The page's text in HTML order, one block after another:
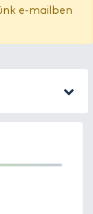
e-mailben